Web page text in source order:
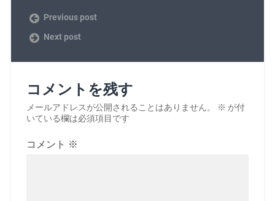
Previous post
Next post
コメントを残す
メールアドレスが公開されることはありません。 ※ が付
いている欄は必須項目です
コメント ※